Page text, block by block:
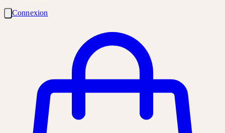
Connexion